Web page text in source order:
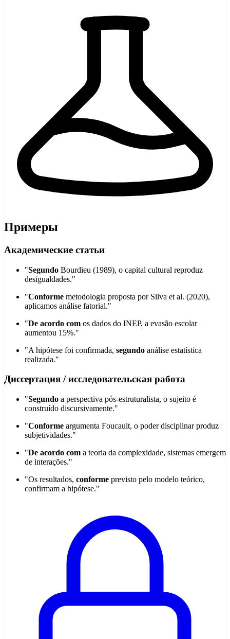
Примеры
Академические статьи
"Segundo Bourdieu (1989), o capital cultural reproduz
desigualdades."
"Conforme metodologia proposta por Silva et al. (2020),
aplicamos análise fatorial."
"De acordo com os dados do INEP, a evasão escolar
aumentou 15%."
"A hipótese foi confirmada, segundo análise estatística
realizada."
Диссертация / исследовательская работа
"Segundo a perspectiva pós-estruturalista, o sujeito é
construído discursivamente."
"Conforme argumenta Foucault, o poder disciplinar produz
subjetividades."
"De acordo com a teoria da complexidade, sistemas emergem
de interações."
"Os resultados, conforme previsto pelo modelo teórico,
confirmam a hipótese."